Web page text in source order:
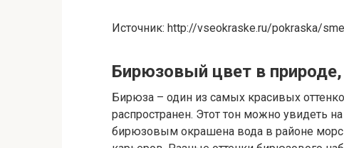
Источник: http://vseokraske.ru/pokraska/
Бирюзовый цвет в природе,
Бирюза – один из самых красивых
распространен. Этот тон можно увидеть
бирюзовым окрашена вода в районе